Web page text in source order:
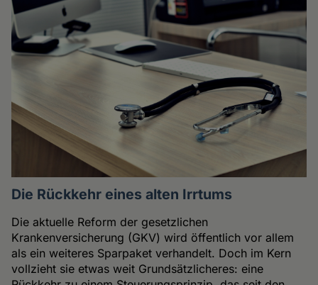
Die Rückkehr eines alten Irrtums
Die aktuelle Reform der gesetzlichen
Krankenversicherung (GKV) wird öffentlich vor allem
als ein weiteres Sparpaket verhandelt. Doch im Kern
vollzieht sie etwas weit Grundsätzlicheres: eine